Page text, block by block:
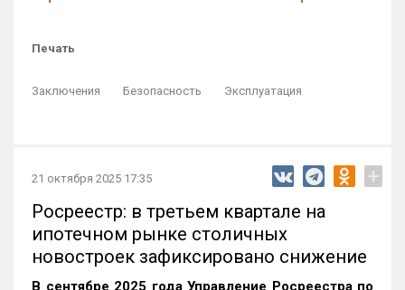
Печать
Заключения Безопасность Эксплуатация
21 октября 2025 17:35 +
Росреестр: в третьем квартале на
ипотечном рынке столичных
новостроек зафиксировано снижение
В сентябре 2025 года Управление Росреестра по